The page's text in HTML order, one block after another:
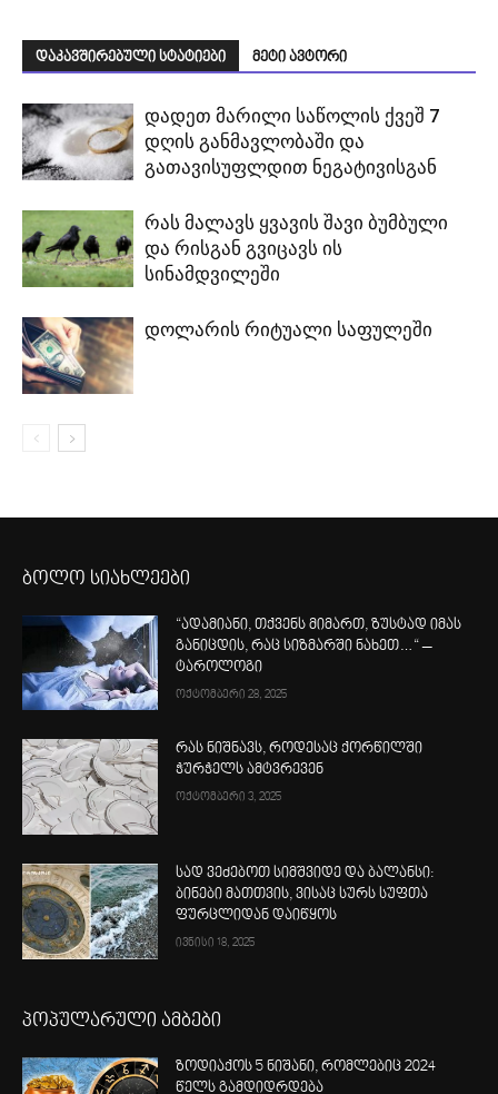
დაკავშირებული სტატიები მეტი ავტორი
დადეთ მარილი საწოლის ქვეშ 7
დღის განმავლობაში და
გათავისუფლდით ნეგატივისგან
რას მალავს ყვავის შავი ბუმბული
და რისგან გვიცავს ის
სინამდვილეში
დოლარის რიტუალი საფულეში
ბოლო სიახლეები
“ადამიანი, თქვენს მიმართ, ზუსტად იმას
განიცდის, რაც სიზმარში ნახეთ…“ –
ტაროლოგი
ოქტომბერი 28, 2025
რას ნიშნავს, როდესაც ქორწილში
ჭურჭელს ამტვრევენ
ოქტომბერი 3, 2025
სად ვეძებოთ სიმშვიდე და ბალანსი:
ბინები მათთვის, ვისაც სურს სუფთა
ფურცლიდან დაიწყოს
ივნისი 18, 2025
პოპულარული ამბები
ზოდიაქოს 5 ნიშანი, რომლებიც 2024
წელს გამდიდრდება